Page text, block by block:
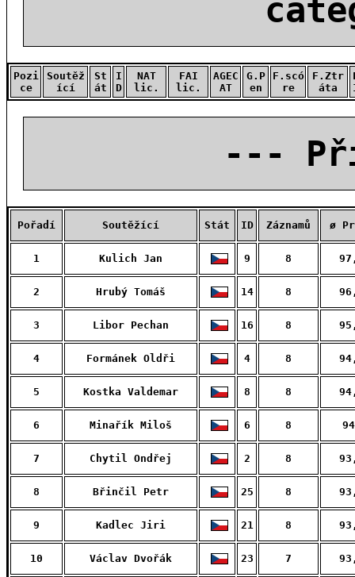
Pozi
ce
Soutěž
ící
St
át
I
D
NAT
lic.
FAI
lic.
AGEC
AT
G.P
en
F.scó
re
F.Ztr
áta
---
Pořadí Soutěžící Stát ID Záznamů ø
1 Kulich Jan 9 8
2 Hrubý Tomáš 14 8
3 Libor Pechan 16 8
4 Formánek Oldři 4 8
5 Kostka Valdemar 8 8
6 Minařík Miloš 6 8
7 Chytil Ondřej 2 8
8 Břinčil Petr 25 8
9 Kadlec Jiri 21 8
10 Václav Dvořák 23 7